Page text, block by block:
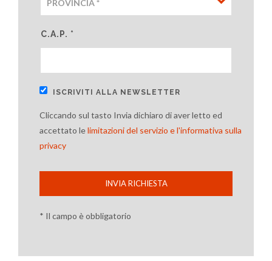
C.A.P. *
ISCRIVITI ALLA NEWSLETTER
Cliccando sul tasto Invia dichiaro di aver letto ed
accettato lelimitazioni del servizio e l'informativa sulla
privacy
INVIA RICHIESTA
* Il campo è obbligatorio